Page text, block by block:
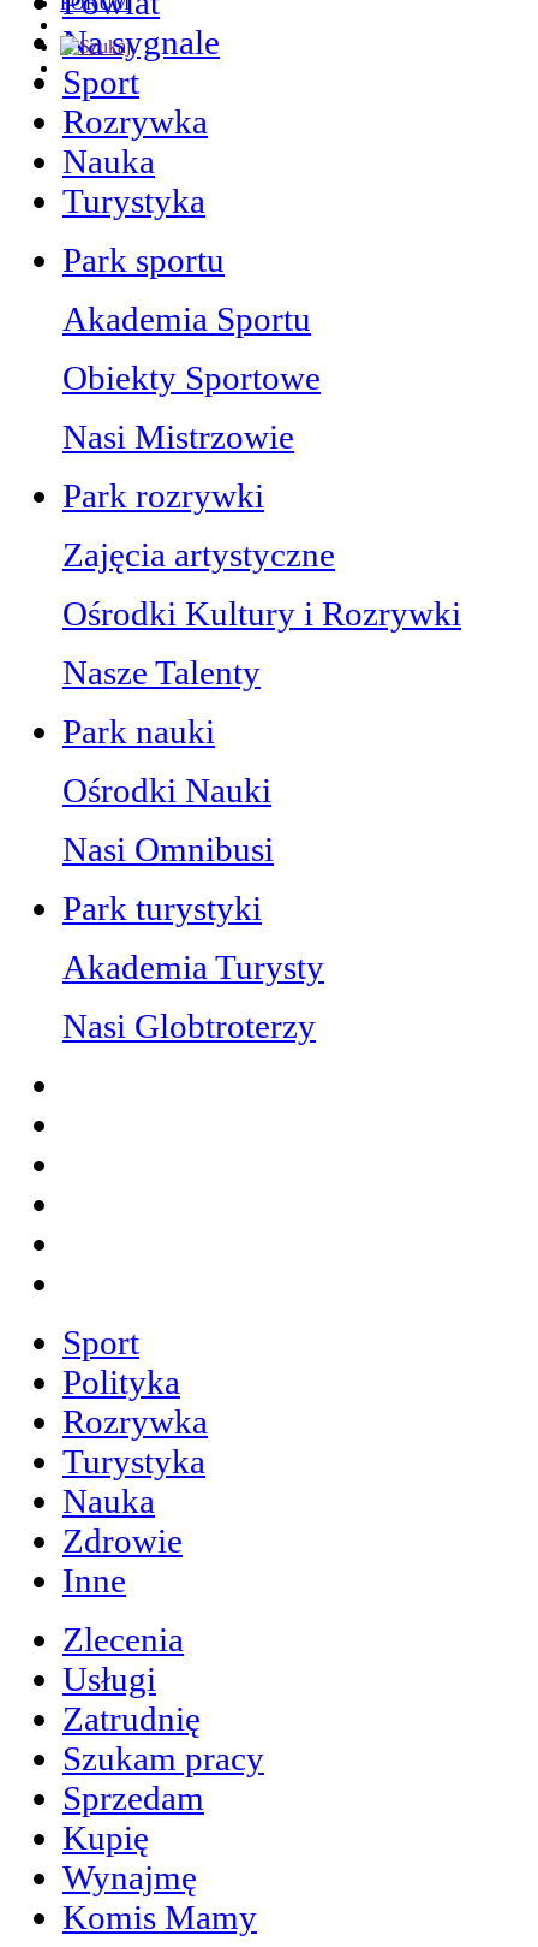
Na sygnale
Sport
Rozrywka
Nauka
Turystyka
Park sportu
Akademia Sportu
Obiekty Sportowe
Nasi Mistrzowie
Park rozrywki
Zajęcia artystyczne
Ośrodki Kultury i Rozrywki
Nasze Talenty
Park nauki
Ośrodki Nauki
Nasi Omnibusi
Park turystyki
Akademia Turysty
Nasi Globtroterzy
Sport
Polityka
Rozrywka
Turystyka
Nauka
Zdrowie
Inne
Zlecenia
Usługi
Zatrudnię
Szukam pracy
Sprzedam
Kupię
Wynajmę
Komis Mamy